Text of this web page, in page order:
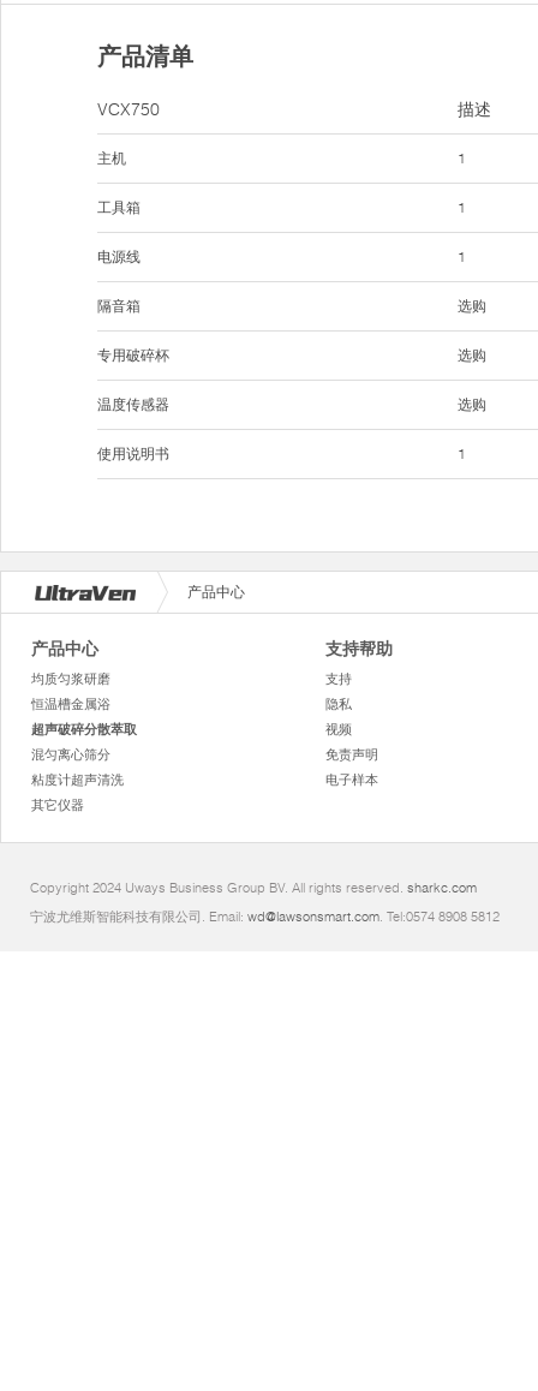
产品清单
VCX750
主机
工具箱
电源线
隔音箱
专用破碎杯
温度传感器
使用说明书
描述
1
1
1
选购
选购
选购
1
产品中心
产品中心
均质匀浆研磨
恒温槽金属浴
超声破碎分散萃取
混匀离心筛分
粘度计超声清洗
其它仪器
支持帮助
支持
隐私
视频
免责声明
电子样本
Copyright 2024 Uways Business Group BV. All rights reserved. sharkc.com
宁波尤维斯智能科技有限公司. Email: wd@lawsonsmart.com. Tel:0574 8908 5812